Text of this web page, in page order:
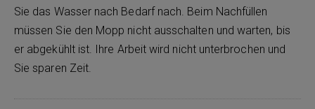
Sie das Wasser nach Bedarf nach. Beim Nachfüllen
müssen Sie den Mopp nicht ausschalten und warten, bis
er abgekühlt ist. Ihre Arbeit wird nicht unterbrochen und
Sie sparen Zeit.